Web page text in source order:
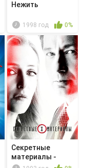
Нежить
1998 год 0%
Секретные
материалы -
Неестественный